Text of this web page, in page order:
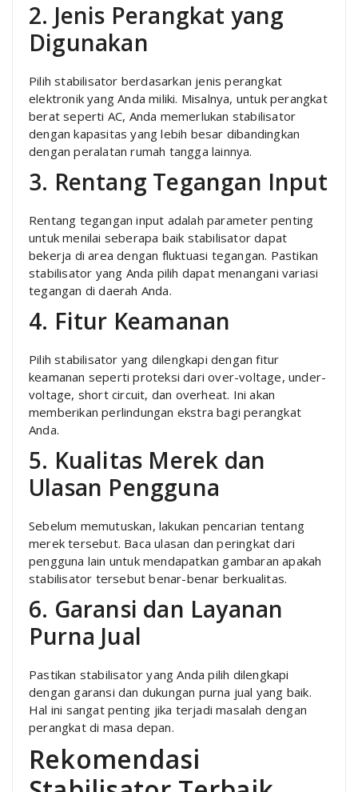
2. Jenis Perangkat yang
Digunakan
Pilih stabilisator berdasarkan jenis perangkat
elektronik yang Anda miliki. Misalnya, untuk perangkat
berat seperti AC, Anda memerlukan stabilisator
dengan kapasitas yang lebih besar dibandingkan
dengan peralatan rumah tangga lainnya.
3. Rentang Tegangan Input
Rentang tegangan input adalah parameter penting
untuk menilai seberapa baik stabilisator dapat
bekerja di area dengan fluktuasi tegangan. Pastikan
stabilisator yang Anda pilih dapat menangani variasi
tegangan di daerah Anda.
4. Fitur Keamanan
Pilih stabilisator yang dilengkapi dengan fitur
keamanan seperti proteksi dari over-voltage, under-
voltage, short circuit, dan overheat. Ini akan
memberikan perlindungan ekstra bagi perangkat
Anda.
5. Kualitas Merek dan
Ulasan Pengguna
Sebelum memutuskan, lakukan pencarian tentang
merek tersebut. Baca ulasan dan peringkat dari
pengguna lain untuk mendapatkan gambaran apakah
stabilisator tersebut benar-benar berkualitas.
6. Garansi dan Layanan
Purna Jual
Pastikan stabilisator yang Anda pilih dilengkapi
dengan garansi dan dukungan purna jual yang baik.
Hal ini sangat penting jika terjadi masalah dengan
perangkat di masa depan.
Rekomendasi